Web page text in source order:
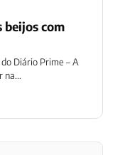
com
Diário Prime – A
na...